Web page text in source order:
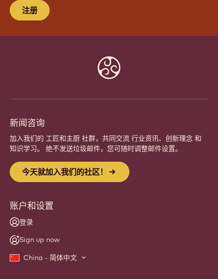
注册
新闻咨询
加入我们的 工匠和主厨 社群，共同交流 行业资讯、创新理念 和
知识学习。 绝不发送垃圾邮件，您可随时调整邮件设置。
今天就加入我们的社区！
账户和设置
登录
Sign up now
China - 简体中文